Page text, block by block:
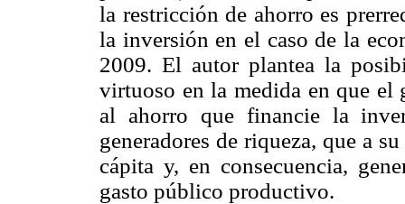
la restricción de ahorro es
la inversión en el caso de la
2009. El autor plantea la
virtuoso en la medida en que el
al ahorro que financie la
generadores de riqueza, que a
cápita y, en consecuencia,
gasto público productivo.